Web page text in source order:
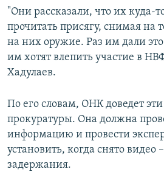
"Они рассказали, что их куда-
прочитать присягу, снимая на
на них оружие. Раз им дали
им хотят влепить участие в
Хадулаев.
По его словам, ОНК доведет
прокуратуры. Она должна
информацию и провести
установить, когда снято видео
задержания.